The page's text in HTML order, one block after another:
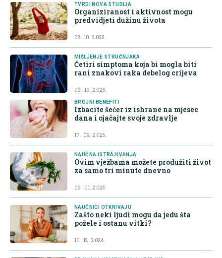
TVRDI NOVA STUDIJA
Organiziranost i aktivnost mogu
predvidjeti dužinu života
08. 10. 2025.
MIŠLJENJE STRUČNJAKA
Četiri simptoma koja bi mogla biti
rani znakovi raka debelog crijeva
03. 10. 2025.
BROJNI BENEFITI
Izbacite šećer iz ishrane na mjesec
dana i ojačajte svoje zdravlje
17. 09. 2025.
NAUČNA ISTRAŽIVANJA
Ovim vježbama možete produžiti život
za samo tri minute dnevno
03. 01. 2025.
NAUČNICI OTKRIVAJU
Zašto neki ljudi mogu da jedu šta
požele i ostanu vitki?
10. 12. 2024.